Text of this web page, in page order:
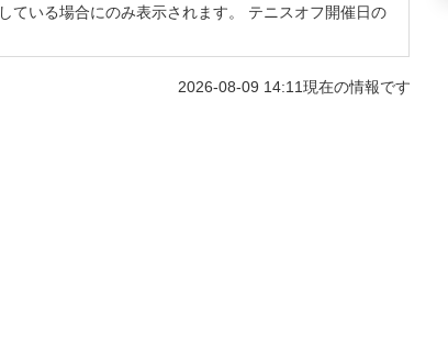
している場合にのみ表示されます。 テニスオフ開催日の
2026-08-09 14:11現在の情報です